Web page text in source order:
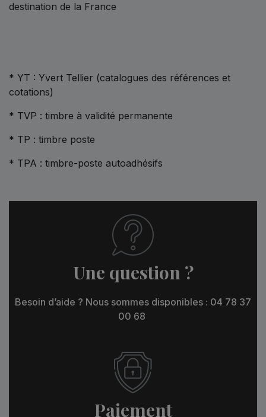
destination de la France
* YT : Yvert Tellier (catalogues des références et
cotations)
* TVP : timbre à validité permanente
* TP : timbre poste
* TPA : timbre-poste autoadhésifs
Une question ?
Besoin d’aide ? Nous sommes disponibles : 04 78 37
00 68
Paiement